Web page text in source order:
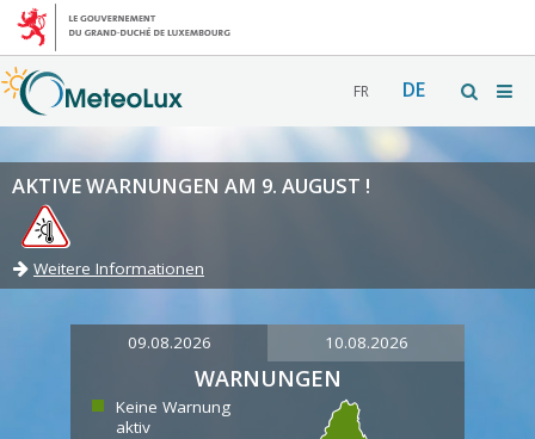
FR DE
AKTIVE WARNUNGEN AM 9. AUGUST !
Weitere Informationen
09.08.2026 10.08.2026
WARNUNGEN
Keine Warnung
aktiv